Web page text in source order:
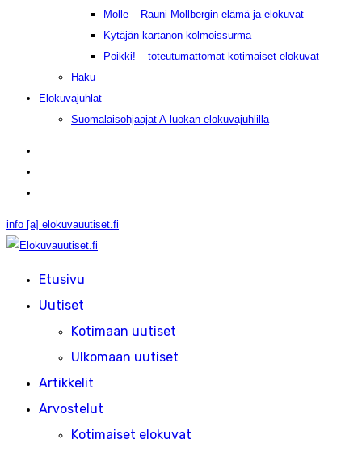
Molle – Rauni Mollbergin elämä ja elokuvat
Kytäjän kartanon kolmoissurma
Poikki! – toteutumattomat kotimaiset elokuvat
Haku
Elokuvajuhlat
Suomalaisohjaajat A-luokan elokuvajuhlilla
info [a] elokuvauutiset.fi
Etusivu
Uutiset
Kotimaan uutiset
Ulkomaan uutiset
Artikkelit
Arvostelut
Kotimaiset elokuvat